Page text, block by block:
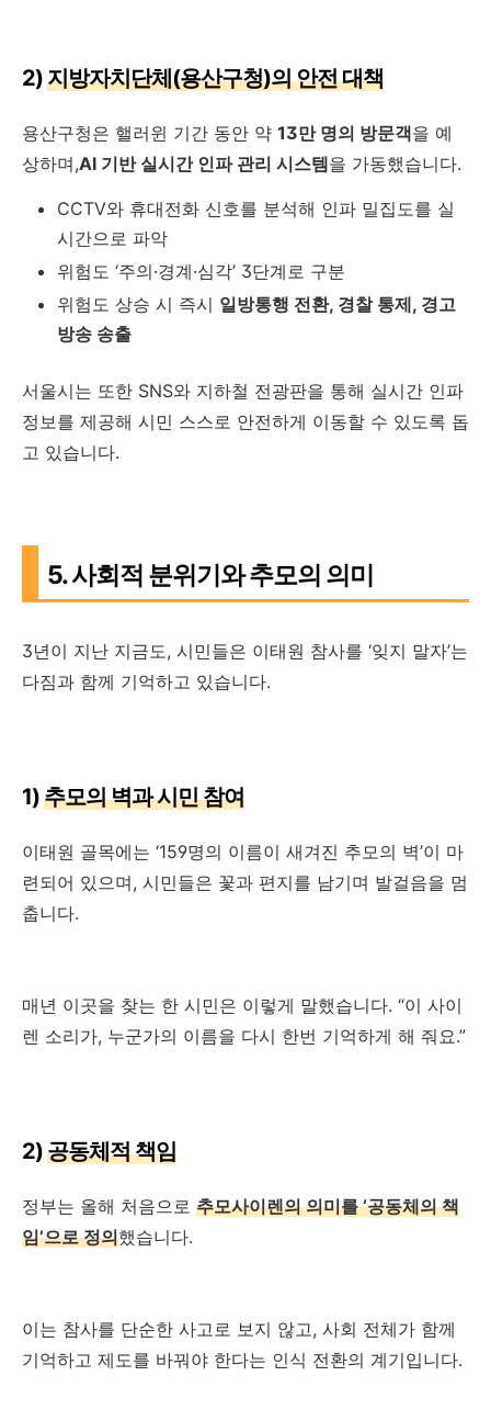
2)지방자치단체(용산구청)의 안전 대책
용산구청은 핼러윈 기간 동안 약 13만 명의 방문객을 예
상하며,AI 기반 실시간 인파 관리 시스템을 가동했습니다.
CCTV와 휴대전화 신호를 분석해 인파 밀집도를 실
시간으로 파악
위험도 ‘주의·경계·심각’ 3단계로 구분
위험도 상승 시 즉시 일방통행 전환, 경찰 통제, 경고
방송 송출
서울시는 또한 SNS와 지하철 전광판을 통해 실시간 인파
정보를 제공해 시민 스스로 안전하게 이동할 수 있도록 돕
고 있습니다.
5. 사회적 분위기와 추모의 의미
3년이 지난 지금도, 시민들은 이태원 참사를 ‘잊지 말자’는
다짐과 함께 기억하고 있습니다.
1)추모의 벽과 시민 참여
이태원 골목에는 ‘159명의 이름이 새겨진 추모의 벽’이 마
련되어 있으며, 시민들은 꽃과 편지를 남기며 발걸음을 멈
춥니다.
매년 이곳을 찾는 한 시민은 이렇게 말했습니다. “이 사이
렌 소리가, 누군가의 이름을 다시 한번 기억하게 해 줘요.”
2)공동체적 책임
정부는 올해 처음으로 추모사이렌의 의미를 ‘공동체의 책
임’으로 정의했습니다.
이는 참사를 단순한 사고로 보지 않고, 사회 전체가 함께
기억하고 제도를 바꿔야 한다는 인식 전환의 계기입니다.